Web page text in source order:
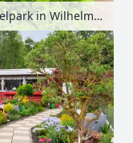
Staudenbeet im Wilhelmsburger Inselpark in Wilhelmsburg, Hamburg, Deutschland